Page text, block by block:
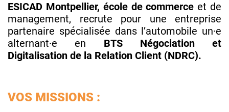
ESICAD Montpellier, école de commerce et de
management, recrute pour une entreprise
partenaire spécialisée dans l’automobile un·e
alternant·e en BTS Négociation et
Digitalisation de la Relation Client (NDRC).
VOS MISSIONS :